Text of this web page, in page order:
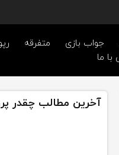
جواب بازی متفرقه
ما
آخرین مطالب چقدر